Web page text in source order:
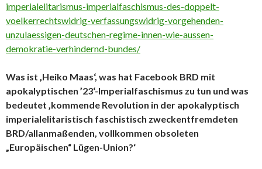
imperialelitarismus-imperialfaschismus-des-doppelt-
voelkerrechtswidrig-verfassungswidrig-vorgehenden-
unzulaessigen-deutschen-regime-innen-wie-aussen-
demokratie-verhindernd-bundes/
Was ist ‚Heiko Maas‘, was hat Facebook BRD mit
apokalyptischen ’23‘-Imperialfaschismus zu tun und was
bedeutet ‚kommende Revolution in der apokalyptisch
imperialelitaristisch faschistisch zweckentfremdeten
BRD/allanmaßenden, vollkommen obsoleten
„Europäischen“ Lügen-Union?‘